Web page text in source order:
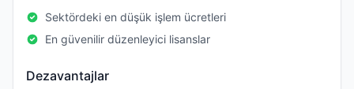
Sektördeki en düşük işlem ücretleri
En güvenilir düzenleyici lisanslar
Dezavantajlar